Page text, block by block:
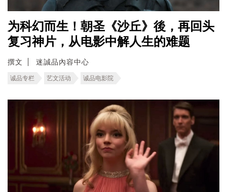
为科幻而生！朝圣《沙丘》後，再回头
复习神片，从电影中解人生的难题
撰文 迷誠品內容中心
诚品专栏 艺文活动 诚品电影院